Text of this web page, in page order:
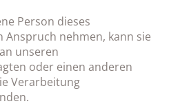
Person dieses
nehmen, kann sie
unseren
oder einen anderen
Verarbeitung